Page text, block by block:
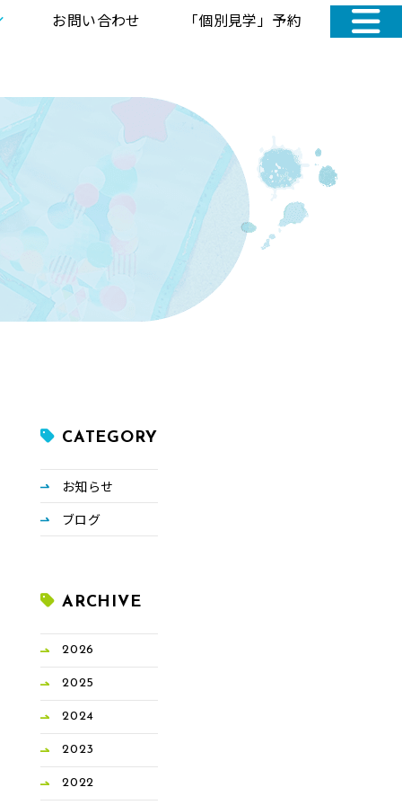
お問い合わせ 「個別見学」予約
CATEGORY
お知らせ
ブログ
ARCHIVE
2026
2025
2024
2023
2022